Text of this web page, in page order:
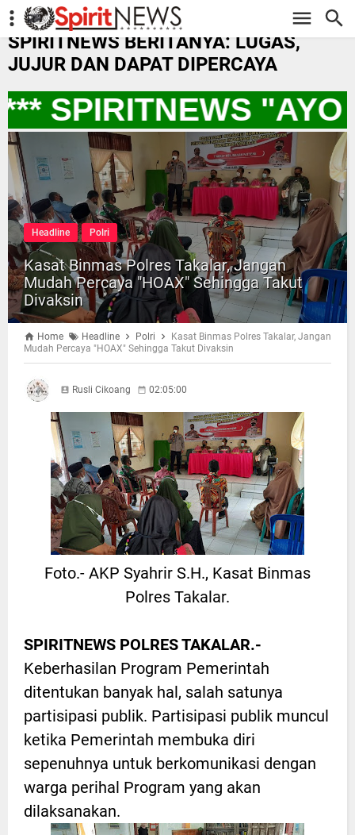
-->
SPIRITNEWS BERITANYA: LUGAS,
JUJUR DAN DAPAT DIPERCAYA
SPIRITNEWS "AYO
Headline Polri
Kasat Binmas Polres Takalar, Jangan
Mudah Percaya "HOAX" Sehingga Takut
Divaksin
Home Headline Polri
Kasat Binmas Polres Takalar, Jangan
Mudah Percaya "HOAX" Sehingga Takut Divaksin
Rusli Cikoang 02:05:00
Foto.- AKP Syahrir S.H., Kasat Binmas
Polres Takalar.
SPIRITNEWS POLRES TAKALAR.-
Keberhasilan Program Pemerintah
ditentukan banyak hal, salah satunya
partisipasi publik. Partisipasi publik muncul
ketika Pemerintah membuka diri
sepenuhnya untuk berkomunikasi dengan
warga perihal Program yang akan
dilaksanakan.